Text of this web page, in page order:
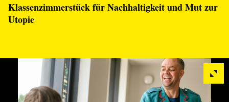
Klassenzimmerstück für Nachhaltigkeit und Mut zur
Utopie